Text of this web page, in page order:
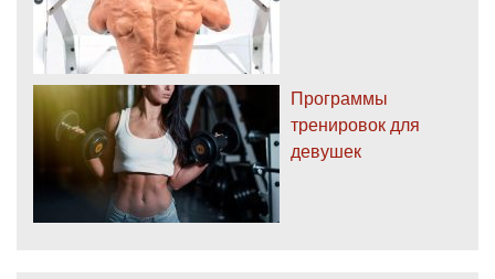
Программы
тренировок для
девушек